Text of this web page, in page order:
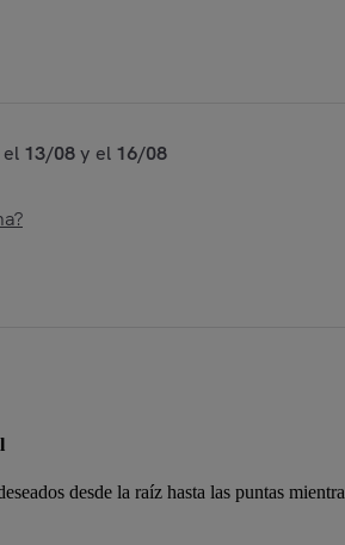
el 13/08y el 16/08
desde la raíz hasta las puntas